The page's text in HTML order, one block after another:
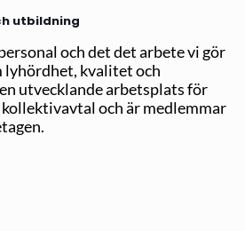
utbildning
och det det arbete vi gör
lyhördhet, kvalitet och
utvecklande arbetsplats för
och är medlemmar